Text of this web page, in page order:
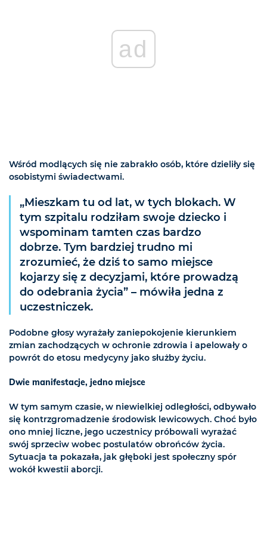
ad
Wśród modlących się nie zabrakło osób, które dzieliły się
osobistymi świadectwami.
„Mieszkam tu od lat, w tych blokach. W
tym szpitalu rodziłam swoje dziecko i
wspominam tamten czas bardzo
dobrze. Tym bardziej trudno mi
zrozumieć, że dziś to samo miejsce
kojarzy się z decyzjami, które prowadzą
do odebrania życia” – mówiła jedna z
uczestniczek.
Podobne głosy wyrażały zaniepokojenie kierunkiem
zmian zachodzących w ochronie zdrowia i apelowały o
powrót do etosu medycyny jako służby życiu.
Dwie manifestacje, jedno miejsce
W tym samym czasie, w niewielkiej odległości, odbywało
się kontrzgromadzenie środowisk lewicowych. Choć było
ono mniej liczne, jego uczestnicy próbowali wyrażać
swój sprzeciw wobec postulatów obrońców życia.
Sytuacja ta pokazała, jak głęboki jest społeczny spór
wokół kwestii aborcji.